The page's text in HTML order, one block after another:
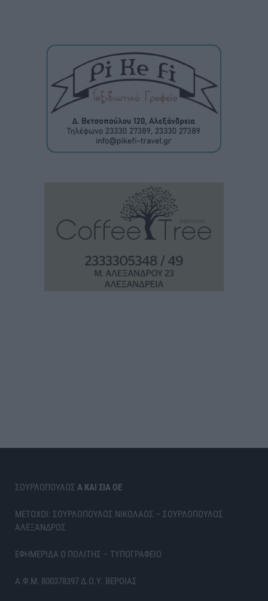
ΣΟΥΡΛΟΠΟΥΛΟΣ Α ΚΑΙ ΣΙΑ ΟΕ
ΜΕΤΟΧΟΙ: ΣΟΥΡΛΟΠΟΥΛΟΣ ΝΙΚΟΛΑΟΣ – ΣΟΥΡΛΟΠΟΥΛΟΣ
ΑΛΕΞΑΝΔΡΟΣ
ΕΦΗΜΕΡΙΔΑ Ο ΠΟΛΙΤΗΣ – ΤΥΠΟΓΡΑΦΕΙΟ
Α.Φ.Μ. 800378397 Δ.Ο.Υ. ΒΕΡΟΙΑΣ